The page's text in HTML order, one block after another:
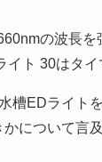
の波長
ト 30はタ
槽EDライト
について言